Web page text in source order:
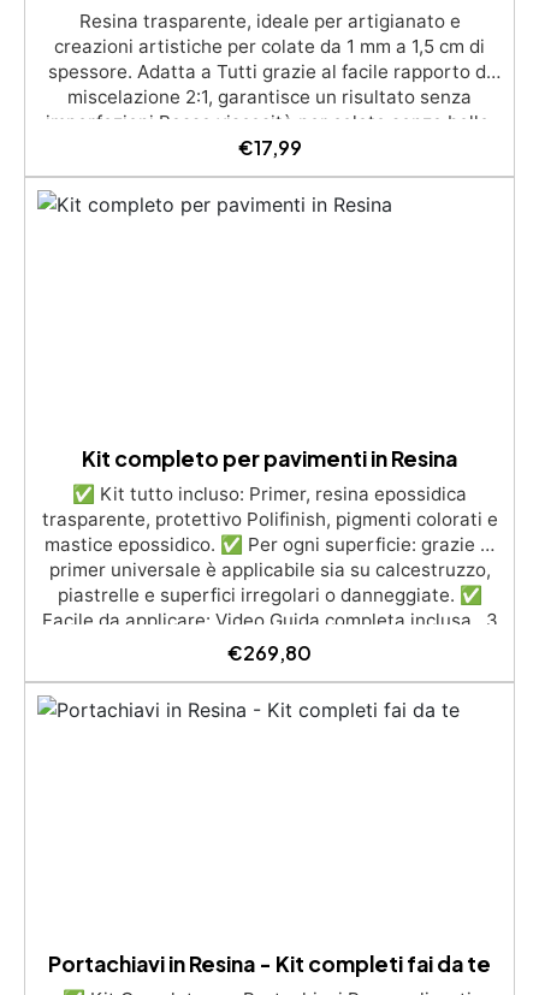
Resina trasparente, ideale per artigianato e
creazioni artistiche per colate da 1 mm a 1,5 cm di
spessore. Adatta a Tutti grazie al facile rapporto di
miscelazione 2:1, garantisce un risultato senza
imperfezioni Bassa viscosità per colate senza bolle,
compatibile con legno, silicone, vetro, metallo e altri
materiali. Certificata post-catalisi atossica e sicura
per il contatto con la pelle, Bpa Free e senza Solventi
(Voc Free) Superficie lucida, autolivellante e con filtri
€17,99
Kit completo per pavimenti in Resina
✅ Kit tutto incluso: Primer, resina epossidica
trasparente, protettivo Polifinish, pigmenti colorati e
mastice epossidico. ✅ Per ogni superficie: grazie al
primer universale è applicabile sia su calcestruzzo,
piastrelle e superfici irregolari o danneggiate. ✅
Facile da applicare: Video Guida completa inclusa, 3
semplici passaggi, dalla preparazione della superficie
alla finitura protettiva antigraffio. ✅ Risultati
professionali: Sistema autolivellante, resistente ai
raggi UV, duraturo e con finitura lucida o satinata. ✅
€269,80
Portachiavi in Resina - Kit completi fai da te